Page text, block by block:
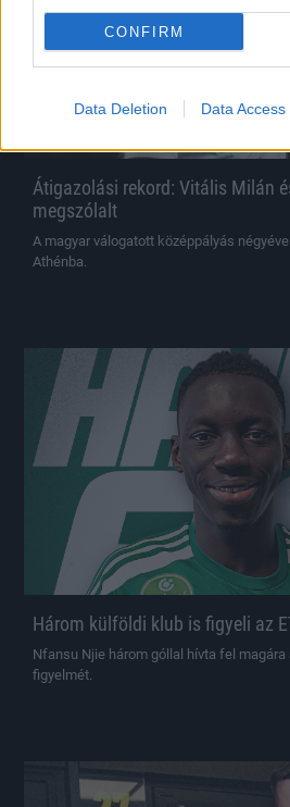
CONFIRM
Data Deletion Data Access
Átigazolási rekord: Vitális Milán
megszólalt
A magyar válogatott középpályás
Athénba.
Három külföldi klub is figyeli az
Nfansu Njie három góllal hívta fel
figyelmét.